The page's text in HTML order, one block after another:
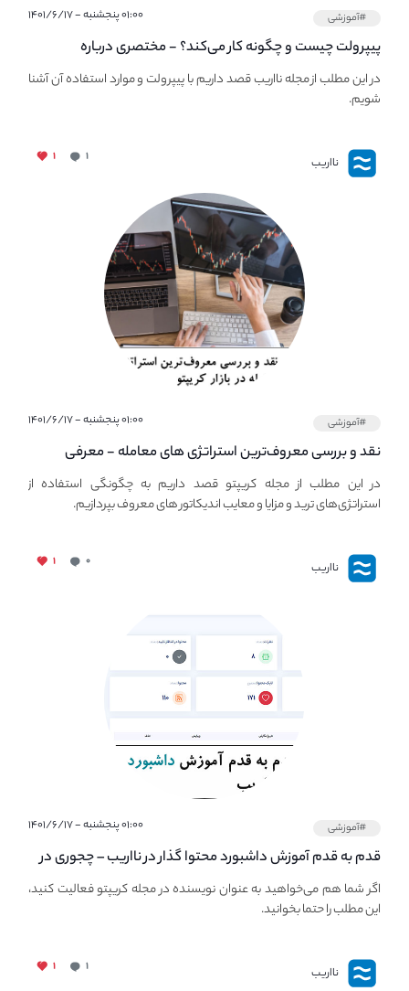
#آموزشی ۰۱:۰۰ پنجشنبه - ۱۴۰۱/۶/۱۷
پیپر‌ولت چیست و چگونه کار می‌کند؟ - مختصری درباره
PaperWallet
در این مطلب از مجله نااریب قصد داریم با پیپر‌ولت و موارد استفاده آن آشنا
شویم.
نااریب ۱ ۱
#آموزشی ۰۱:۰۰ پنجشنبه - ۱۴۰۱/۶/۱۷
نقد و بررسی معروف‌ترین استراتژی های معامله - معرفی
استراتژی های مهم ترید در بازار کریپتو
در این مطلب از مجله کریپتو قصد داریم به چگونگی استفاده از
استراتژی‌های ترید و مزایا و معایب اندیکاتور های معروف بپردازیم.
نااریب ۰ ۱
#آموزشی ۰۱:۰۰ پنجشنبه - ۱۴۰۱/۶/۱۷
قدم به قدم آموزش داشبورد محتوا گذار در نااریب – چجوری در
نااریب محتوا بگذاریم؟
اگر شما هم می‌خواهید به عنوان نویسنده در مجله کریپتو فعالیت کنید،
این مطلب را حتما بخوانید.
نااریب ۱ ۱